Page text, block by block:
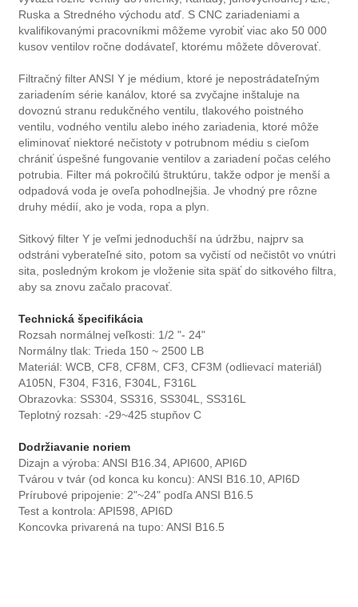
Ruska a Stredného východu atď. S CNC zariadeniami a
kvalifikovanými pracovníkmi môžeme vyrobiť viac ako 50 000
kusov ventilov ročne dodávateľ, ktorému môžete dôverovať.
Filtračný filter ANSI Y je médium, ktoré je nepostrádateľným
zariadením série kanálov, ktoré sa zvyčajne inštaluje na
dovoznú stranu redukčného ventilu, tlakového poistného
ventilu, vodného ventilu alebo iného zariadenia, ktoré môže
eliminovať niektoré nečistoty v potrubnom médiu s cieľom
chrániť úspešné fungovanie ventilov a zariadení počas celého
potrubia. Filter má pokročilú štruktúru, takže odpor je menší a
odpadová voda je oveľa pohodlnejšia. Je vhodný pre rôzne
druhy médií, ako je voda, ropa a plyn.
Sitkový filter Y je veľmi jednoduchší na údržbu, najprv sa
odstráni vyberateľné sito, potom sa vyčistí od nečistôt vo vnútri
sita, posledným krokom je vloženie sita späť do sitkového filtra,
aby sa znovu začalo pracovať.
Technická špecifikácia
Rozsah normálnej veľkosti: 1/2 "- 24"
Normálny tlak: Trieda 150 ~ 2500 LB
Materiál: WCB, CF8, CF8M, CF3, CF3M (odlievací materiál)
A105N, F304, F316, F304L, F316L
Obrazovka: SS304, SS316, SS304L, SS316L
Teplotný rozsah: -29~425 stupňov C
Dodržiavanie noriem
Dizajn a výroba: ANSI B16.34, API600, API6D
Tvárou v tvár (od konca ku koncu): ANSI B16.10, API6D
Prírubové pripojenie: 2"~24" podľa ANSI B16.5
Test a kontrola: API598, API6D
Koncovka privarená na tupo: ANSI B16.5